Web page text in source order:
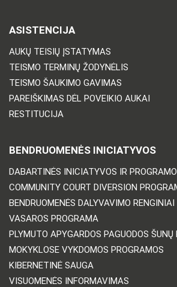
ASISTENCIJA
AUKŲ TEISIŲ ĮSTATYMAS
TEISMO TERMINŲ ŽODYNĖLIS
TEISMO ŠAUKIMO GAVIMAS
PAREIŠKIMAS DĖL POVEIKIO AUKAI
RESTITUCIJA
BENDRUOMENĖS INICIATYVOS
DABARTINĖS INICIATYVOS IR
COMMUNITY COURT DIVERSION
BENDRUOMENĖS DALYVAVIMO RENGINIAI
VASAROS PROGRAMA
PLYMUTO APYGARDOS PAGUODOS
MOKYKLOSE VYKDOMOS PROGRAMOS
KIBERNETINĖ SAUGA
VISUOMENĖS INFORMAVIMAS